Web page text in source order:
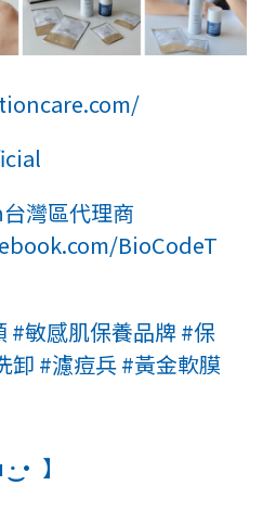
灣區代理商
BioCodeT
#敏感肌保養品牌#保
卸 #濾痘兵#黃金軟膜
】